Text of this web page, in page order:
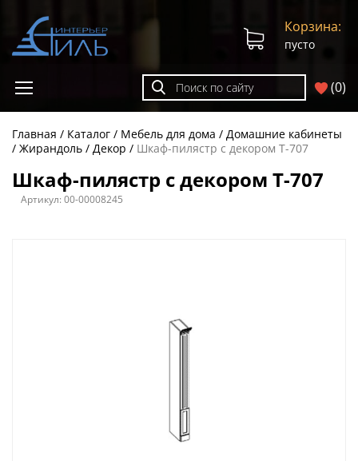
(0)
Корзина:
пусто
Главная Каталог Мебель для дома
Домашние кабинеты
Жирандоль
Декор Шкаф-пилястр с декором T-707
Шкаф-пилястр с декором T-707
Артикул:00-00008245